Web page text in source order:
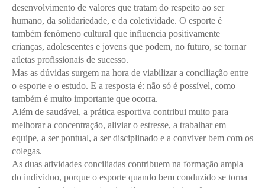
desenvolvimento de valores que tratam do respeito ao ser
humano, da solidariedade, e da coletividade. O esporte é
também fenômeno cultural que influencia positivamente
crianças, adolescentes e jovens que podem, no futuro, se tornar
atletas profissionais de sucesso.
Mas as dúvidas surgem na hora de viabilizar a conciliação entre
o esporte e o estudo. E a resposta é: não só é possível, como
também é muito importante que ocorra.
Além de saudável, a prática esportiva contribui muito para
melhorar a concentração, aliviar o estresse, a trabalhar em
equipe, a ser pontual, a ser disciplinado e a conviver bem com os
colegas.
As duas atividades conciliadas contribuem na formação ampla
do individuo, porque o esporte quando bem conduzido se torna